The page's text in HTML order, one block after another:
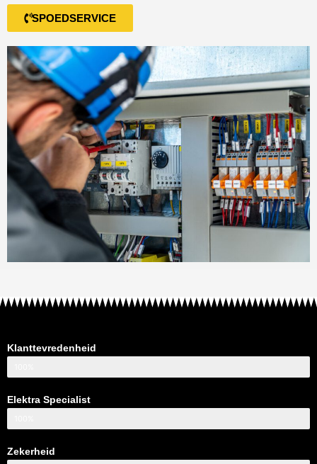
SPOEDSERVICE
Klanttevredenheid
Elektra Specialist
Zekerheid